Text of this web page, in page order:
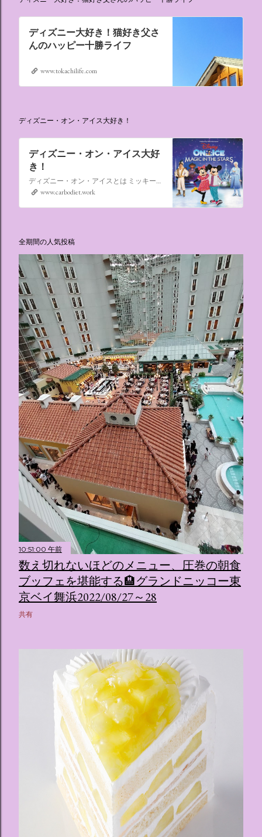
ディズニー大好き！猫好き父さ
んのハッピー十勝ライフ
www.tokachilife.com
ディズニー・オン・アイス大好き！
ディズニー・オン・アイス大好
き！
ディズニー・オン・アイスとは ミッキーマウスやミニーマウスをはじめ、たくさんのディズニーキャラクターが登場し、世代を超えて愛され続けている、氷の上のミュージカルショーです。
www.carbodiet.work
全期間の人気投稿
10:51:00 午前
数え切れないほどのメニュー、圧巻の朝食
ブッフェを堪能する🏨グランドニッコー東
京ベイ舞浜2022/08/27～28
共有